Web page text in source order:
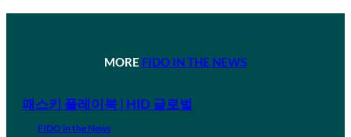
MORE FIDO IN THE NEWS
패스키 플레이북 | HID 글로벌
FIDO in the News